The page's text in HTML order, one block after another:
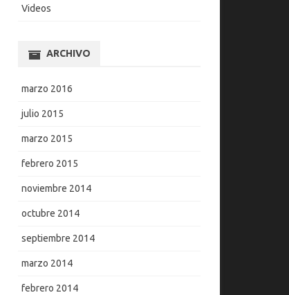
Videos
ARCHIVO
marzo 2016
julio 2015
marzo 2015
febrero 2015
noviembre 2014
octubre 2014
septiembre 2014
marzo 2014
febrero 2014